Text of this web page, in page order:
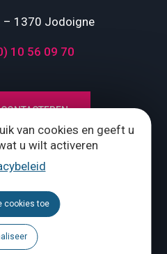
van cookies en geeft u
u wilt activeren
cookies toe
– 1370 Jodoigne
10 56 09 70